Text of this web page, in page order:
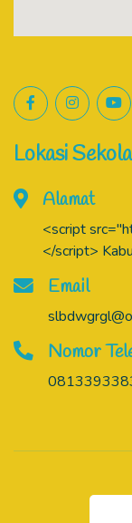
Lokasi
Alamat
<script
</script>
Email
Nomor